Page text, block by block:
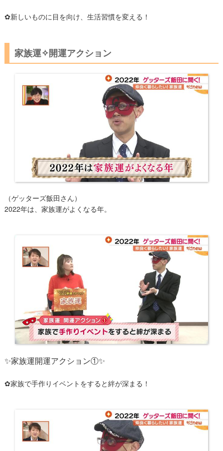
✿新しいものに目を向け、生活習慣を変える！
家族運✧開運アクション
（ゲッターズ飯田さん）
2022年は、家族運がよくなる年。
✨家族運開運アクション①​✨
✿家族で手作りイベントをすると絆が深まる！